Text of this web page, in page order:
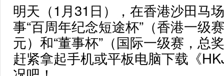
明天（1月31日），在香港沙田马
事“百周年纪念短途杯”（香港一级
元）和“董事杯”（国际一级赛，总
赶紧拿起手机或平板电脑下载《